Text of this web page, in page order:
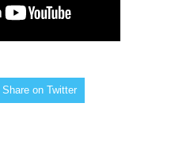
Share on Twitter